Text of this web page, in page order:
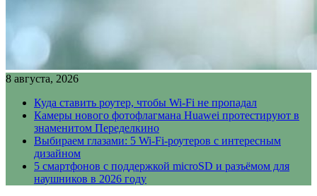
8 августа, 2026
Куда ставить роутер, чтобы Wi-Fi не пропадал
Камеры нового фотофлагмана Huawei протестируют в
знаменитом Переделкино
Выбираем глазами: 5 Wi-Fi-роутеров с интересным
дизайном
5 смартфонов с поддержкой microSD и разъёмом для
наушников в 2026 году